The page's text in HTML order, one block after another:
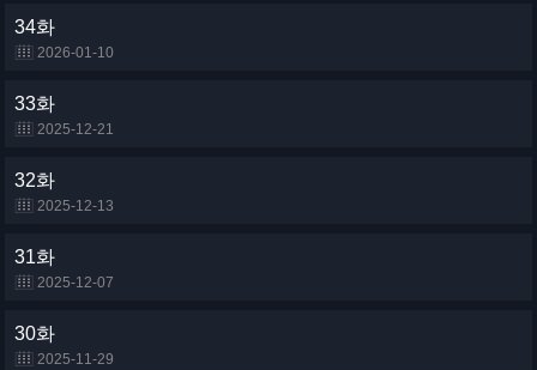
34화
2026-01-10
33화
2025-12-21
32화
2025-12-13
31화
2025-12-07
30화
2025-11-29